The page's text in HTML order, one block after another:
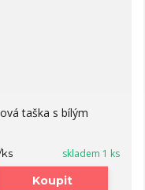
taška s bílým
ks skladem 1 ks
Koupit